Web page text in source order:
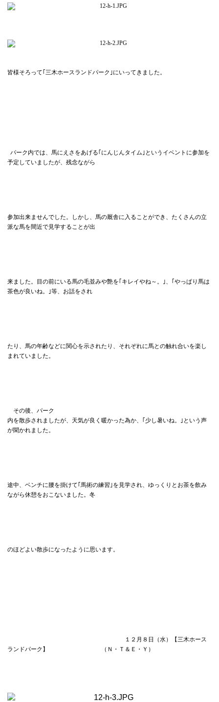
皆様そろって｢三木ホースランドパーク｣にいってきました。
パーク内では、馬にえさをあげる｢にんじんタイム｣というイベントに参加を
予定していましたが、残念ながら
参加出来ませんでした。しかし、馬の厩舎に入ることができ、たくさんの立
派な馬を間近で見学することが出
来ました。目の前にいる馬の毛並みや艶を｢キレイやね～。｣、｢やっぱり馬は
茶色が良いね。｣等、お話をされ
たり、馬の年齢などに関心を示されたり、それぞれに馬との触れ合いを楽し
まれていました。
その後、パーク
内を散歩されましたが、天気が良く暖かった為か、｢少し暑いね。｣という声
が聞かれました。
途中、ベンチに腰を掛けて｢馬術の練習｣を見学され、ゆっくりとお茶を飲み
ながら休憩をおこないました。冬
のほどよい散歩になったように思います。
１２月８日（水）【三木ホース
ランドパーク】 （Ｎ・Ｔ＆Ｅ・Ｙ）